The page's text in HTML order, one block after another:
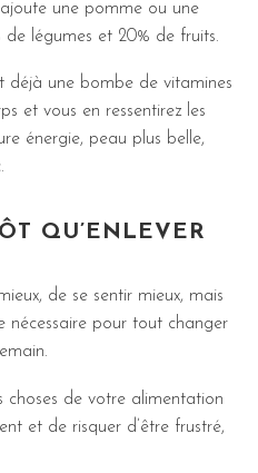
une pomme ou une
légumes et 20% de fruits.
déjà une bombe de vitamines
et vous en ressentirez les
énergie, peau plus belle,
QU’ENLEVER
de se sentir mieux, mais
nécessaire pour tout changer
choses de votre alimentation
et de risquer d’être frustré,